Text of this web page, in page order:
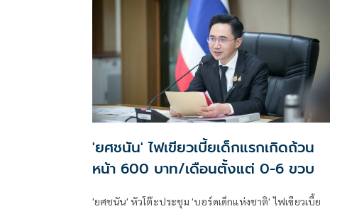
'ยศชนัน' ไฟเขียวเบี้ยเด็กแรกเกิดถ้วน
หน้า 600 บาท/เดือนตั้งแต่ 0-6 ขวบ
'ยศชนัน' หัวโต๊ะประชุม 'บอร์ดเด็กแห่งชาติ' ไฟเขียวเบี้ย